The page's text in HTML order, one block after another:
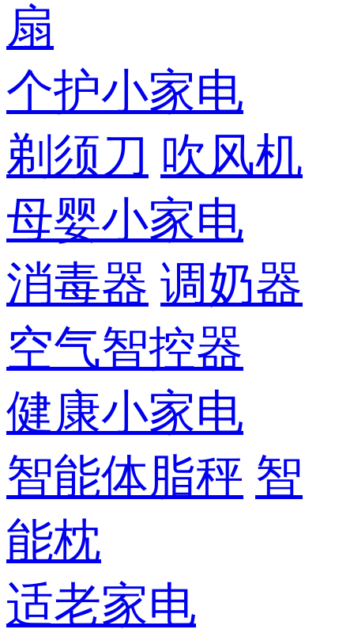
扇
个护小家电
剃须刀 吹风机
母婴小家电
消毒器 调奶器
空气智控器
健康小家电
智能体脂秤 智
能枕
适老家电